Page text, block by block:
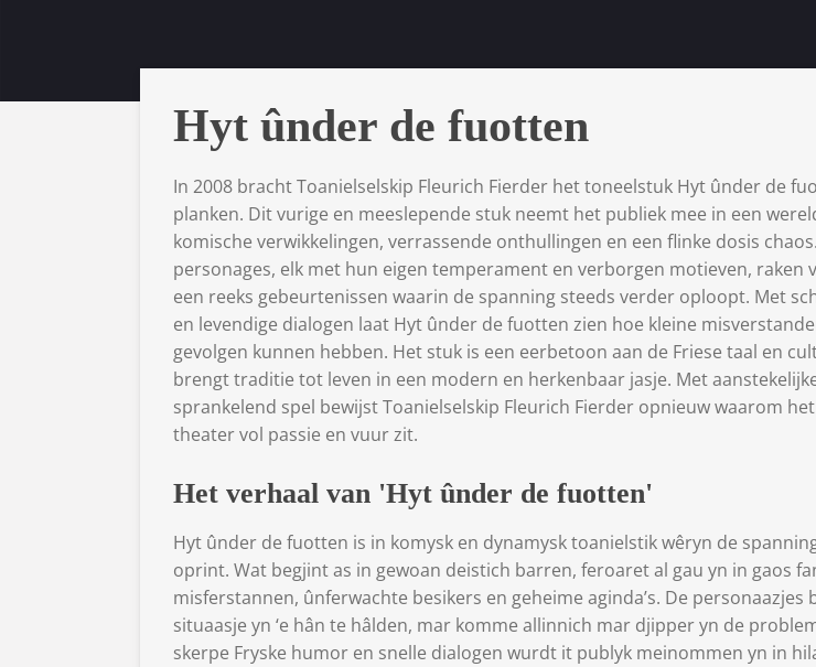
​Hyt ûnder de fuotten
In 2008 bracht Toanielselskip Fleurich Fierder het toneelstuk Hyt ûnder de
planken. Dit vurige en meeslepende stuk neemt het publiek mee in een
komische verwikkelingen, verrassende onthullingen en een flinke dosis
personages, elk met hun eigen temperament en verborgen motieven, raken
een reeks gebeurtenissen waarin de spanning steeds verder oploopt. Met
en levendige dialogen laat Hyt ûnder de fuotten zien hoe kleine
gevolgen kunnen hebben. Het stuk is een eerbetoon aan de Friese taal en
brengt traditie tot leven in een modern en herkenbaar jasje. Met
sprankelend spel bewijst Toanielselskip Fleurich Fierder opnieuw waarom
theater vol passie en vuur zit.
Het verhaal van 'Hyt ûnder de fuotten'
Hyt ûnder de fuotten is in komysk en dynamysk toanielstik wêryn de
oprint. Wat begjint as in gewoan deistich barren, feroaret al gau yn in gaos
misferstannen, ûnferwachte besikers en geheime aginda’s. De personaazjes
situaasje yn ‘e hân te hâlden, mar komme allinnich mar djipper yn de
skerpe Fryske humor en snelle dialogen wurdt it publyk meinommen yn in